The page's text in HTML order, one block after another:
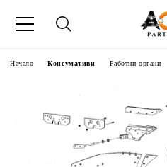
Начало Консумативи Работни органи